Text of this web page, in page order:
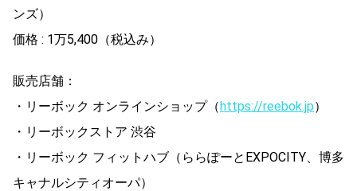
ンズ）
価格 : 1万5,400（税込み）
販売店舗：
・リーボック オンラインショップ（https://reebok.jp）
・リーボックストア 渋谷
・リーボック フィットハブ（ららぽーとEXPOCITY、博多
キャナルシティオーパ）